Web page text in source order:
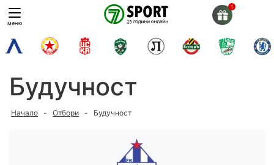
Skip
to
content
меню
Будучност
Начало - Отбори - Будучност